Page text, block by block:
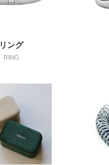
リング
RING